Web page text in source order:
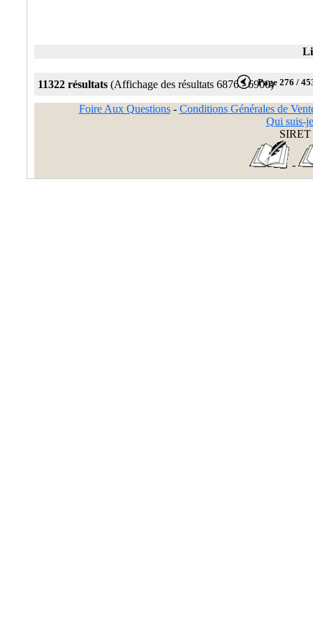
11322 résultats (Affichage des résultats 6876 - 6900)Page 276 /
Foire Aux Questions- Conditions Générales de
Qui suis-
SIRET
-